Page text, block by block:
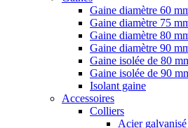
Gaine diamètre 60
Gaine diamètre 75
Gaine diamètre 80
Gaine diamètre 90
Gaine isolée de 80
Gaine isolée de 90
Isolant gaine
Accessoires
Colliers
Acier